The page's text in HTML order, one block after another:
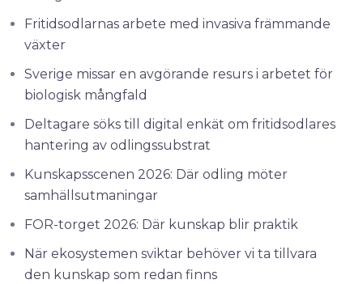
Fritidsodlarnas arbete med invasiva främmande
växter
Sverige missar en avgörande resurs i arbetet för
biologisk mångfald
Deltagare söks till digital enkät om fritidsodlares
hantering av odlingssubstrat
Kunskapsscenen 2026: Där odling möter
samhällsutmaningar
FOR-torget 2026: Där kunskap blir praktik
När ekosystemen sviktar behöver vi ta tillvara
den kunskap som redan finns